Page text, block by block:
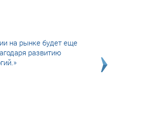
на рынке будет еще
развитию